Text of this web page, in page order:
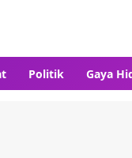
Politik Gaya